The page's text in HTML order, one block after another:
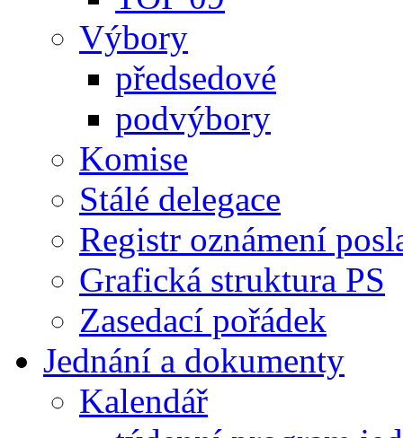
Výbory
předsedové
podvýbory
Komise
Stálé delegace
Registr oznámení
Grafická struktura PS
Zasedací pořádek
Jednání a dokumenty
Kalendář